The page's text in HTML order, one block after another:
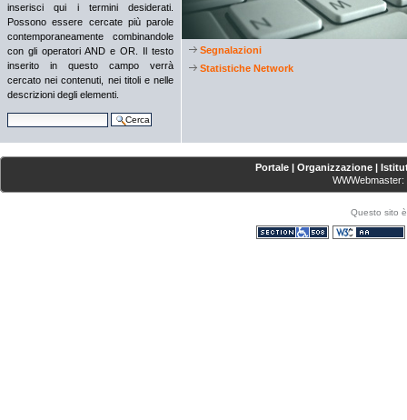
inserisci qui i termini desiderati.
Possono essere cercate più parole
contemporaneamente combinandole
con gli operatori AND e OR. Il testo
inserito in questo campo verrà
cercato nei contenuti, nei titoli e nelle
descrizioni degli elementi.
Cerca nel sito
Segnalazioni
Statistiche Network
Portale| Organizzazione|
WWWebmaster:
Questo sito